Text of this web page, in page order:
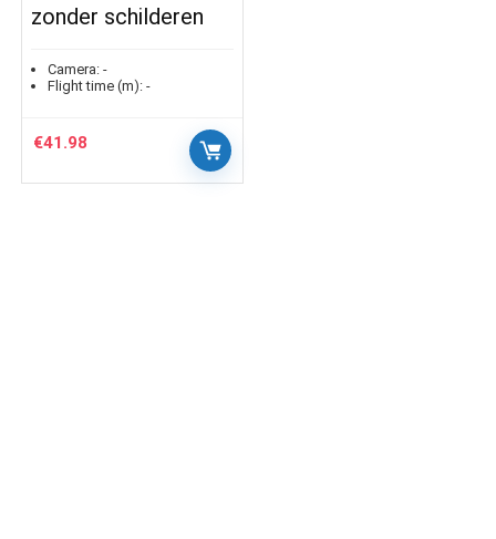
zonder schilderen
Camera: -
Flight time (m): -
€41.98